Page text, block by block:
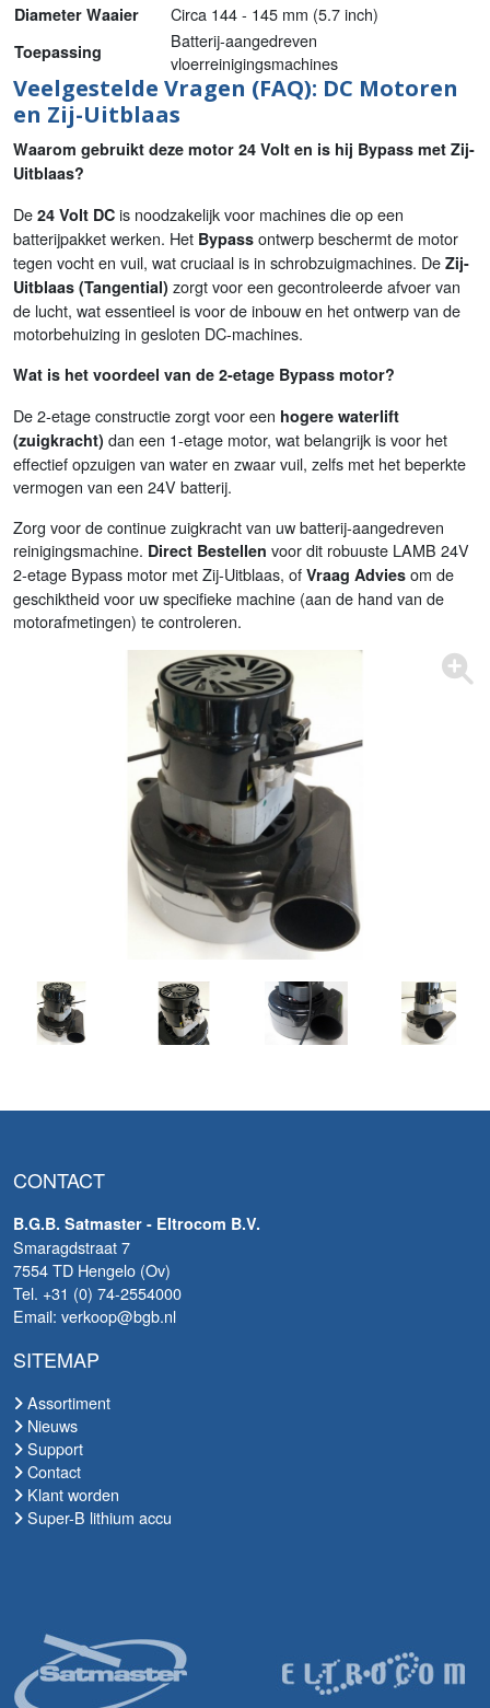
Diameter Waaier Circa 144 - 145 mm (5.7 inch)
Toepassing
Batterij-aangedreven
vloerreinigingsmachines
Veelgestelde Vragen (FAQ): DC Motoren
en Zij-Uitblaas
Waarom gebruikt deze motor 24 Volt en is hij Bypass met Zij-
Uitblaas?
De 24 Volt DC is noodzakelijk voor machines die op een
batterijpakket werken. Het Bypass ontwerp beschermt de motor
tegen vocht en vuil, wat cruciaal is in schrobzuigmachines. De Zij-
Uitblaas (Tangential) zorgt voor een gecontroleerde afvoer van
de lucht, wat essentieel is voor de inbouw en het ontwerp van de
motorbehuizing in gesloten DC-machines.
Wat is het voordeel van de 2-etage Bypass motor?
De 2-etage constructie zorgt voor een hogere waterlift
(zuigkracht) dan een 1-etage motor, wat belangrijk is voor het
effectief opzuigen van water en zwaar vuil, zelfs met het beperkte
vermogen van een 24V batterij.
Zorg voor de continue zuigkracht van uw batterij-aangedreven
reinigingsmachine. Direct Bestellen voor dit robuuste LAMB 24V
2-etage Bypass motor met Zij-Uitblaas, of Vraag Advies om de
geschiktheid voor uw specifieke machine (aan de hand van de
motorafmetingen) te controleren.
CONTACT
B.G.B. Satmaster - Eltrocom B.V.
Smaragdstraat 7
7554 TD Hengelo (Ov)
Tel. +31 (0) 74-2554000
Email: verkoop@bgb.nl
SITEMAP
Assortiment
Nieuws
Support
Contact
Klant worden
Super-B lithium accu